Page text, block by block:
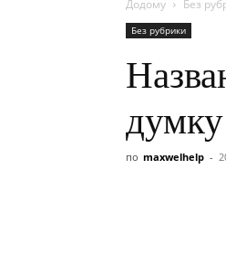
Додому Без
Без рубрики
по maxwelhelp -